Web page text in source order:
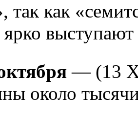
так как
— (13
около